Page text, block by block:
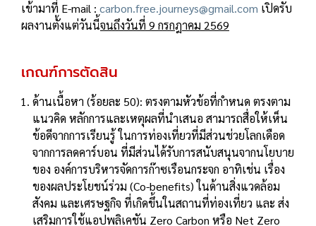
เข้ามาที่ E-mail : carbon.free.journeys@gmail.com เปิดรับ
ผลงานตั้งแต่วันนี้จนถึงวันที่ 9 กรกฎาคม 2569
เกณฑ์การตัดสิน
ด้านเนื้อหา (ร้อยละ 50): ตรงตามหัวข้อที่กำหนด ตรงตาม
แนวคิด หลักการและเหตุผลที่นำเสนอ สามารถสื่อให้เห็น
ข้อดีจากการเรียนรู้ ในการท่องเที่ยวที่มีส่วนช่วยโลกเดือด
จากการลดคาร์บอน ที่มีส่วนได้รับการสนับสนุนจากนโยบาย
ของ องค์การบริหารจัดการก๊าซเรือนกระจก อาทิเช่น เรื่อง
ของผลประโยชน์ร่วม (Co-benefits) ในด้านสิ่งแวดล้อม
สังคม และเศรษฐกิจ ที่เกิดขึ้นในสถานที่ท่องเที่ยว และ ส่ง
เสริมการใช้แอปพลิเคชัน Zero Carbon หรือ Net Zero